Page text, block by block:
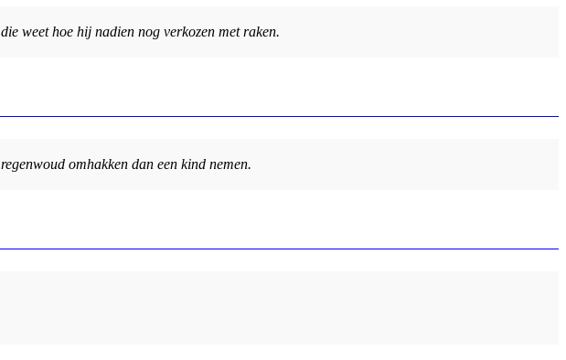
weet hoe hij nadien nog verkozen met raken.
omhakken dan een kind nemen.